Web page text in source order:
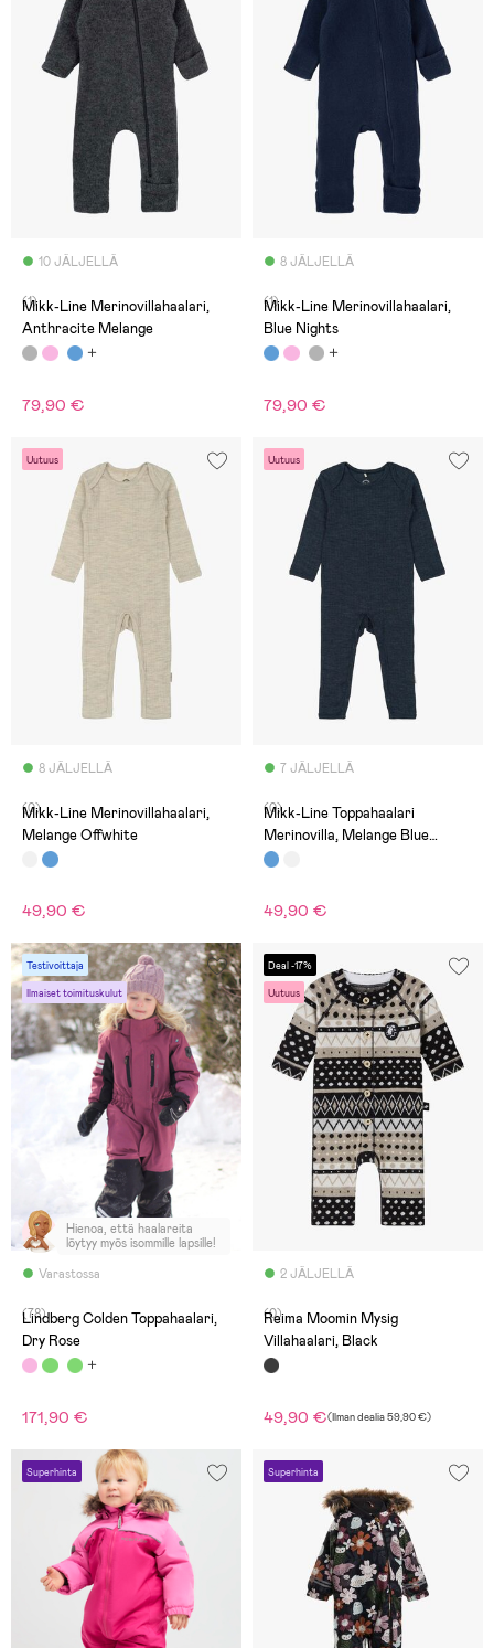
10 JÄLJELLÄ
(1)
Mikk-Line Merinovillahaalari,
Anthracite Melange
79,90 €
8 JÄLJELLÄ
(1)
Mikk-Line Merinovillahaalari,
Blue Nights
79,90 €
Uutuus
8 JÄLJELLÄ
(0)
Mikk-Line Merinovillahaalari,
Melange Offwhite
49,90 €
Uutuus
7 JÄLJELLÄ
(0)
Mikk-Line Toppahaalari
Merinovilla, Melange Blue
Nights
49,90 €
Testivoittaja
Ilmaiset toimituskulut
Varastossa
Hienoa, että haalareita
löytyy myös isommille lapsille!
(78)
Lindberg Colden Toppahaalari,
Dry Rose
171,90 €
Deal -17%
Uutuus
2 JÄLJELLÄ
(0)
Reima Moomin Mysig
Villahaalari, Black
49,90 €(Ilman dealia59,90 €)
Superhinta Superhinta